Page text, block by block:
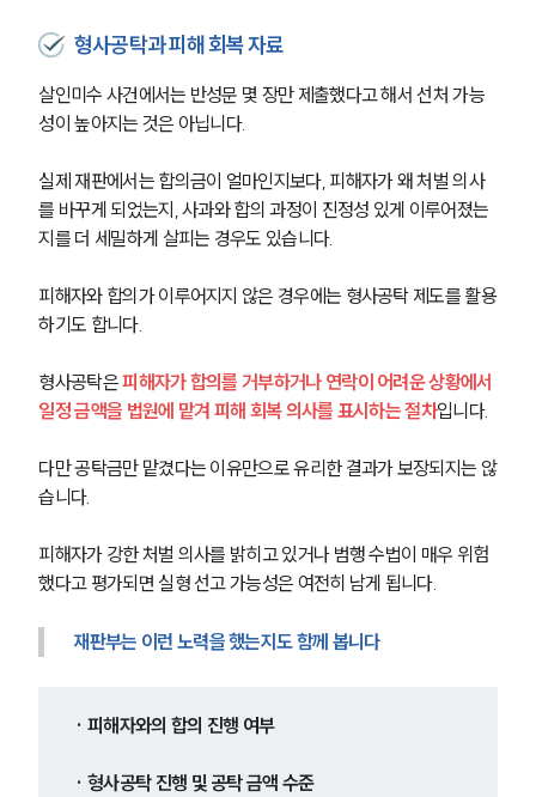
형사공탁과 피해 회복 자료
살인미수 사건에서는 반성문 몇 장만 제출했다고 해서 선처 가능
성이 높아지는 것은 아닙니다.
실제 재판에서는 합의금이 얼마인지보다, 피해자가 왜 처벌 의사
를 바꾸게 되었는지, 사과와 합의 과정이 진정성 있게 이루어졌는
지를 더 세밀하게 살피는 경우도 있습니다.
피해자와 합의가 이루어지지 않은 경우에는 형사공탁 제도를 활용
하기도 합니다.
형사공탁은 피해자가 합의를 거부하거나 연락이 어려운 상황에서
일정 금액을 법원에 맡겨 피해 회복 의사를 표시하는 절차입니다.
다만 공탁금만 맡겼다는 이유만으로 유리한 결과가 보장되지는 않
습니다.
피해자가 강한 처벌 의사를 밝히고 있거나 범행 수법이 매우 위험
했다고 평가되면 실형 선고 가능성은 여전히 남게 됩니다.
재판부는 이런 노력을 했는지도 함께 봅니다
· 피해자와의 합의 진행 여부
· 형사공탁 진행 및 공탁 금액 수준